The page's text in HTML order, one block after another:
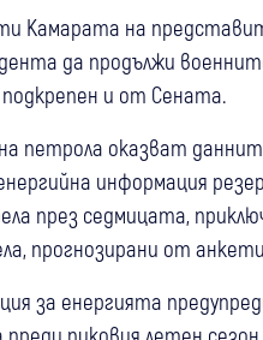
Камарата на
да продължи
и от Сената.
петрола оказват
информация
през седмицата,
прогнозирани от
за енергията